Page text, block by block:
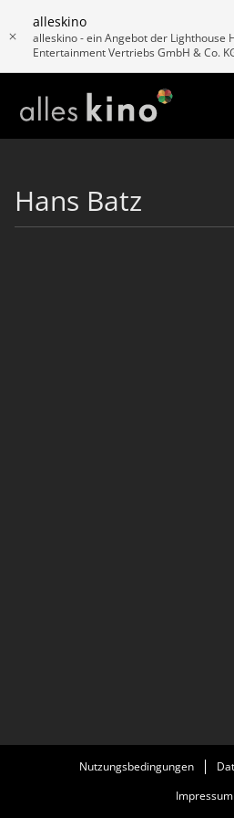
alleskino
alleskino - ein Angebot der Lighthouse
Entertainment Vertriebs GmbH & Co.
Hans Batz
Nutzungsbedingungen
Impressum